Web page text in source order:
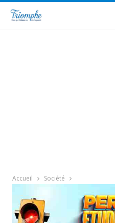
Accueil Société